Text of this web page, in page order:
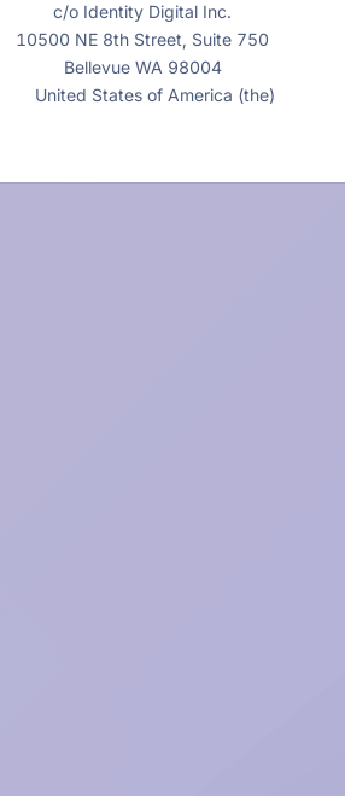
c/o Identity Digital Inc.
10500 NE 8th Street, Suite 750
Bellevue WA 98004
United States of America (the)